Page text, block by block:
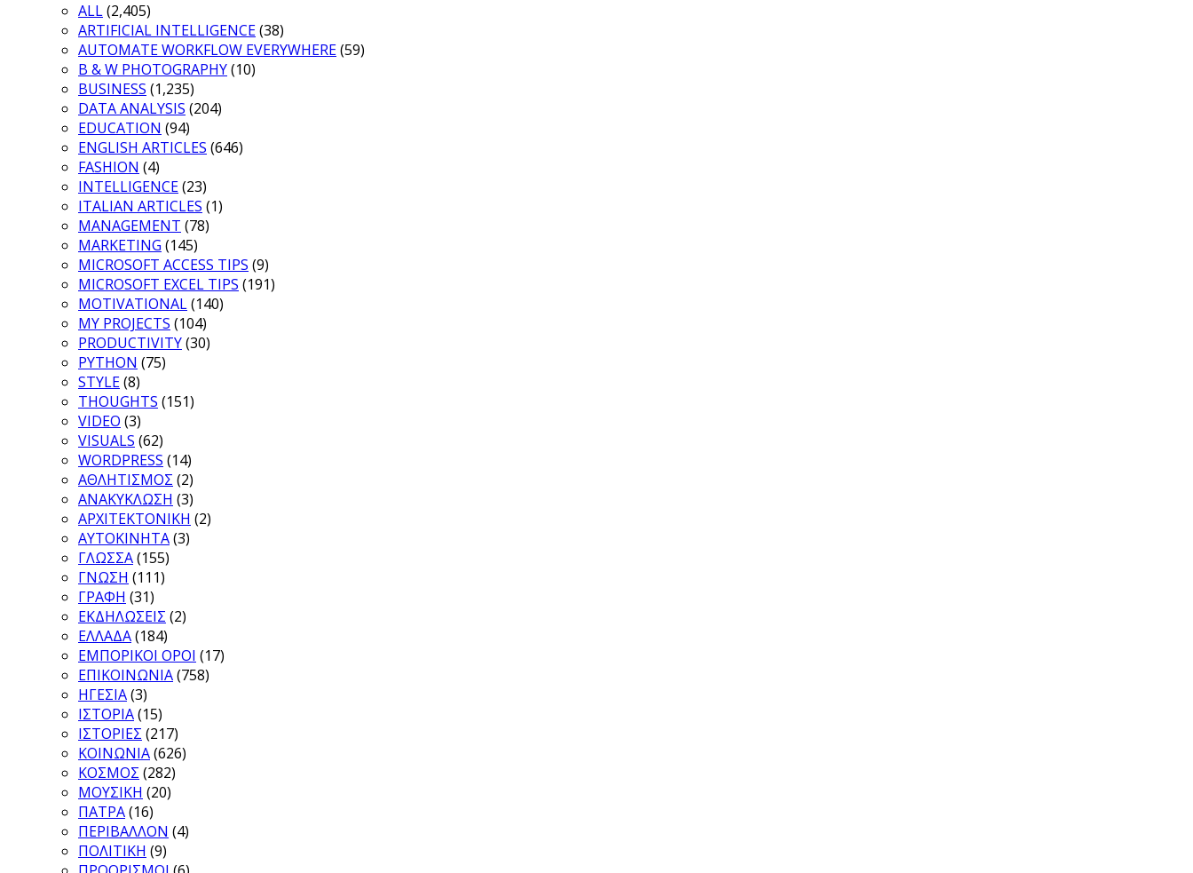
ALL(2,405)
ARTIFICIAL INTELLIGENCE(38)
AUTOMATE WORKFLOW EVERYWHERE(59)
B & W PHOTOGRAPHY(10)
BUSINESS (1,235)
DATA ANALYSIS (204)
EDUCATION (94)
ENGLISH ARTICLES (646)
FASHION (4)
INTELLIGENCE(23)
ITALIAN ARTICLES (1)
MANAGEMENT (78)
MARKETING (145)
MICROSOFT ACCESS TIPS (9)
MICROSOFT EXCEL TIPS (191)
MOTIVATIONAL(140)
MY PROJECTS (104)
PRODUCTIVITY(30)
PYTHON (75)
STYLE(8)
THOUGHTS (151)
VIDEO (3)
VISUALS (62)
WORDPRESS (14)
ΑΘΛΗΤΙΣΜΟΣ (2)
ΑΝΑΚΥΚΛΩΣΗ (3)
ΑΡΧΙΤΕΚΤΟΝΙΚΗ (2)
ΑΥΤΟΚΙΝΗΤΑ(3)
ΓΛΩΣΣΑ(155)
ΓΝΩΣΗ (111)
ΓΡΑΦΗ (31)
ΕΚΔΗΛΩΣΕΙΣ (2)
ΕΛΛΑΔΑ(184)
ΕΜΠΟΡΙΚΟΙ ΟΡΟΙ (17)
ΕΠΙΚΟΙΝΩΝΙΑ(758)
ΗΓΕΣΙΑ(3)
ΙΣΤΟΡΙΑ(15)
ΙΣΤΟΡΙΕΣ (217)
ΚΟΙΝΩΝΙΑ(626)
ΚΟΣΜΟΣ (282)
ΜΟΥΣΙΚΗ (20)
ΠΑΤΡΑ(16)
ΠΕΡΙΒΑΛΛΟΝ (4)
ΠΟΛΙΤΙΚΗ (9)